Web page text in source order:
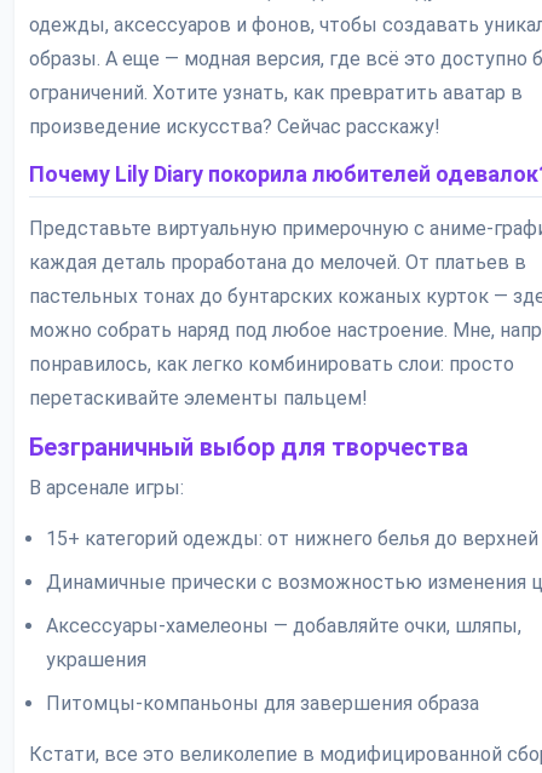
одежды, аксессуаров и фонов, чтобы создавать
образы. А еще — модная версия, где всё это доступно
ограничений. Хотите узнать, как превратить аватар в
произведение искусства? Сейчас расскажу!
Почему Lily Diary покорила любителей
Представьте виртуальную примерочную с аниме-
каждая деталь проработана до мелочей. От платьев в
пастельных тонах до бунтарских кожаных курток —
можно собрать наряд под любое настроение. Мне,
понравилось, как легко комбинировать слои: просто
перетаскивайте элементы пальцем!
Безграничный выбор для творчества
В арсенале игры:
15+ категорий одежды: от нижнего белья до
Динамичные прически с возможностью изменения
Аксессуары-хамелеоны — добавляйте очки, шляпы,
украшения
Питомцы-компаньоны для завершения образа
Кстати, все это великолепие в модифицированной